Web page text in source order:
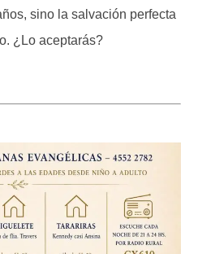
sino la salvación perfecta
¿Lo aceptarás?